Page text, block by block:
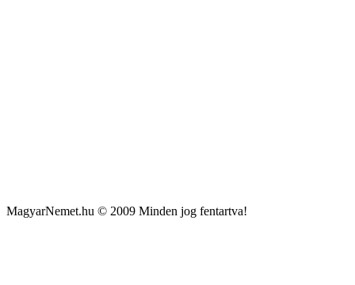
MagyarNemet.hu © 2009 Minden jog fentartva!